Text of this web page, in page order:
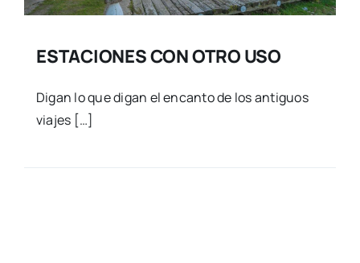
ESTACIONES CON OTRO USO
Digan lo que digan el encanto de los antiguos
viajes […]